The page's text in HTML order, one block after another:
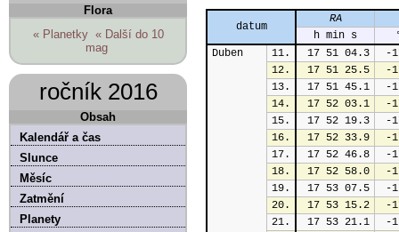
Flora
« Planetky « Další do 10
mag
ročník 2016
Obsah
Kalendář a čas
Slunce
Měsíc
Zatmění
Planety
datum
RA
h min s
Duben
11. 17 51 04.3
-
12.
17 51 25.5
-
13.
17 51 45.1
-
14.
17 52 03.1
-
15.
17 52 19.3
-
16.
17 52 33.9
-
17.
17 52 46.8
-
18.
17 52 58.0
-
19.
17 53 07.5
-
20.
17 53 15.2
-
21.
17 53 21.1
-